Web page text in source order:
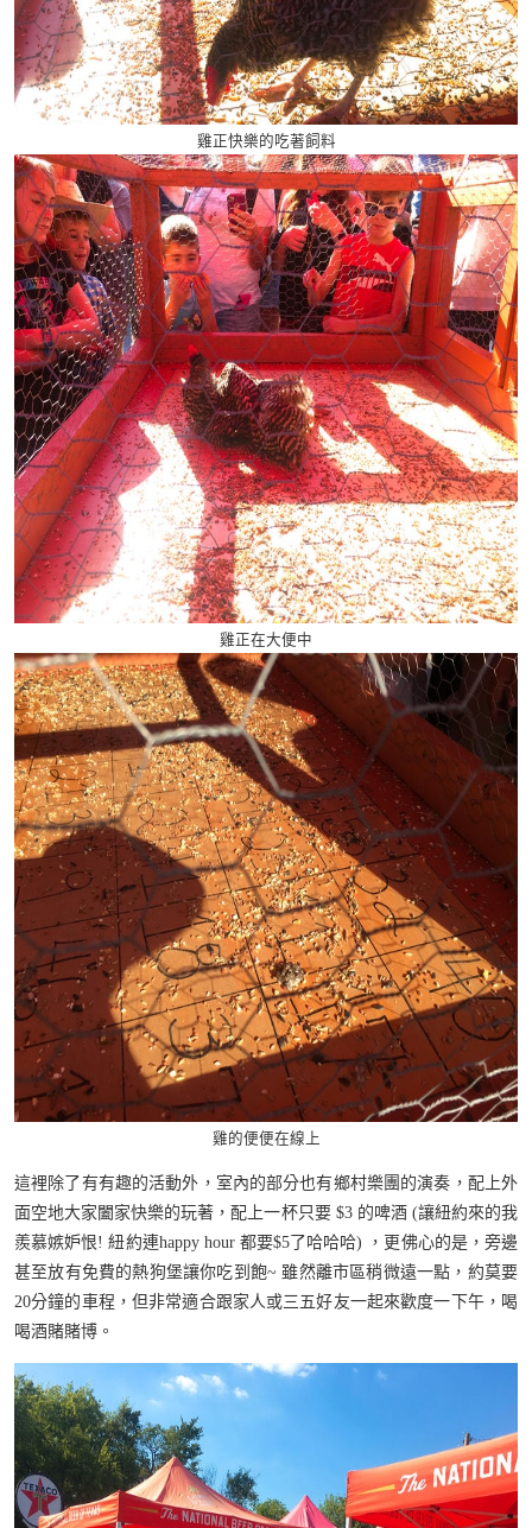
雞正快樂的吃著飼料
雞正在大便中
雞的便便在線上
這裡除了有有趣的活動外，室內的部分也有鄉村樂團的演奏，配上外
面空地大家闔家快樂的玩著，配上一杯只要 $3 的啤酒 (讓紐約來的我
羨慕嫉妒恨! 紐約連happy hour 都要$5了哈哈哈) ，更佛心的是，旁邊
甚至放有免費的熱狗堡讓你吃到飽~ 雖然離市區稍微遠一點，約莫要
20分鐘的車程，但非常適合跟家人或三五好友一起來歡度一下午，喝
喝酒賭賭博。